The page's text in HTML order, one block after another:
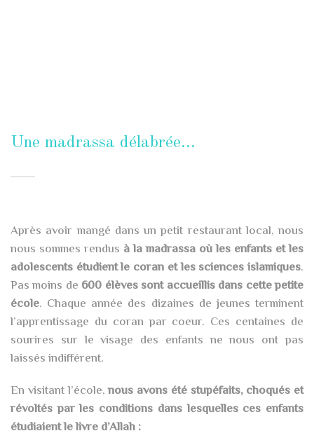
Une madrassa délabrée…
Après avoir mangé dans un petit restaurant local, nous
nous sommes rendus à la madrassa où les enfants et les
adolescents étudient le coran et les sciences islamiques.
Pas moins de 600 élèves sont accueillis dans cette petite
école. Chaque année des dizaines de jeunes terminent
l’apprentissage du coran par coeur. Ces centaines de
sourires sur le visage des enfants ne nous ont pas
laissés indifférent.
En visitant l’école,nous avons été stupéfaits, choqués et
révoltés par les conditions dans lesquelles ces enfants
étudiaient le livre d’Allah :